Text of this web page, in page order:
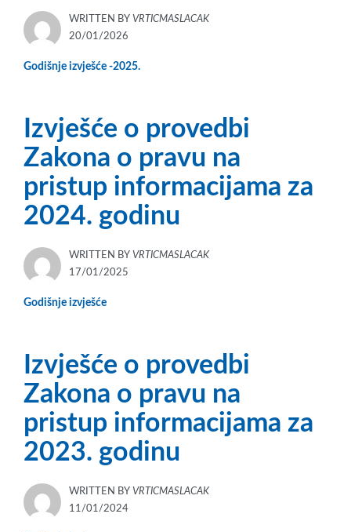
WRITTEN BY VRTICMASLACAK
POSTED
20/01/2026
Godišnje izvješće -2025.
Izvješće o provedbi
Zakona o pravu na
pristup informacijama za
2024. godinu
WRITTEN BY VRTICMASLACAK
POSTED
17/01/2025
Godišnje izvješće
Izvješće o provedbi
Zakona o pravu na
pristup informacijama za
2023. godinu
WRITTEN BY VRTICMASLACAK
POSTED
11/01/2024